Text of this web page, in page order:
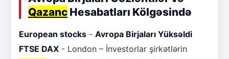
Qazanc Hesabatları Kölgəsində
European stocks - Avropa Birjaları Yüksəldi
FTSE DAX - London – İnvestorlar şirkətlərin